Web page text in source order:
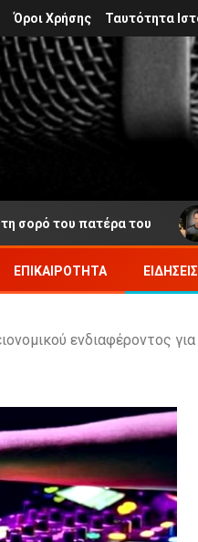
Όροι Χρήσης Ταυτότητα
του πατέρα του
ΕΠΙΚΑΙΡΌΤΗΤΑ ΕΙΔΉΣΕΙΣ
ενδιαφέροντος